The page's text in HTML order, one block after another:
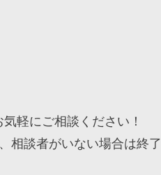
軽にご相談ください！
相談者がいない場合は終了